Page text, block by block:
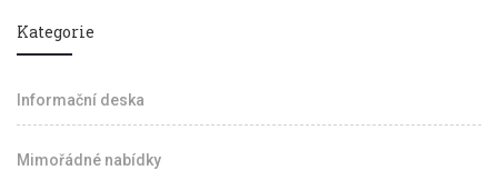
Kategorie
Informační deska
Mimořádné nabídky